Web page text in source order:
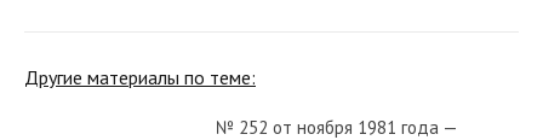
Другие материалы по теме:
№ 252 от ноября 1981 года —